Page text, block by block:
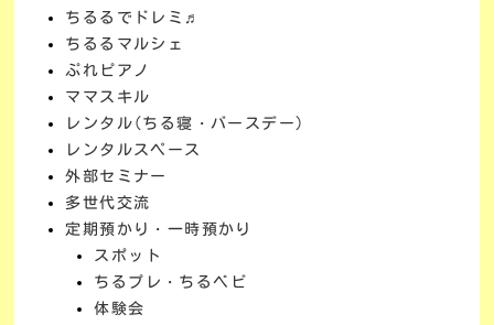
ちるるでドレミ♬
ちるるマルシェ
ぷれピアノ
ママスキル
レンタル(ちる寝・バースデー)
レンタルスペース
外部セミナー
多世代交流
定期預かり・一時預かり
スポット
ちるプレ・ちるベビ
体験会